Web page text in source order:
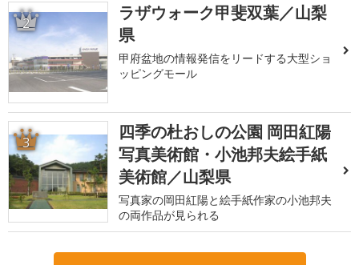
2
ラザウォーク甲斐双葉／山梨
県
甲府盆地の情報発信をリードする大型ショ
ッピングモール
3
四季の杜おしの公園 岡田紅陽
写真美術館・小池邦夫絵手紙
美術館／山梨県
写真家の岡田紅陽と絵手紙作家の小池邦夫
の両作品が見られる